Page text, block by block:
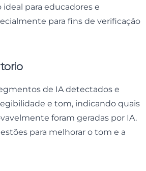
para educadores e
para fins de verificação
de IA detectados e
e tom, indicando quais
foram geradas por IA.
para melhorar o tom e a